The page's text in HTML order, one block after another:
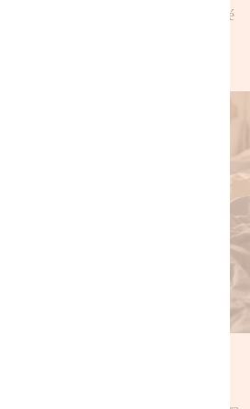
Lembre-se que cuidar de si mesma é
o Despertar Precoce
momentos positivos no